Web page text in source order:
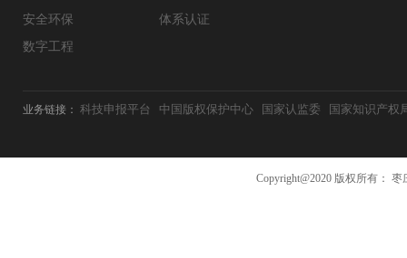
安全环保
体系认证
数字工程
业务链接： 科技申报平台 中国版权保护中心 国家认监委 国家知识产权
Copyright@2020 版权所有